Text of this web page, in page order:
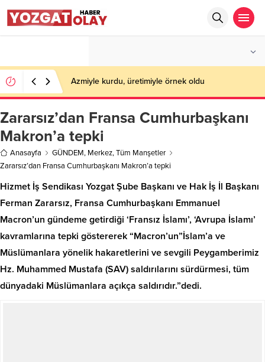
Azmiyle kurdu, üretimiyle örnek oldu
Zararsız’dan Fransa Cumhurbaşkanı
Makron’a tepki
Anasayfa GÜNDEM, Merkez,Tüm Manşetler
Zararsız’dan Fransa Cumhurbaşkanı Makron’a tepki
Hizmet İş Sendikası Yozgat Şube Başkanı ve Hak İş İl Başkanı
Ferman Zararsız, Fransa Cumhurbaşkanı Emmanuel
Macron’un gündeme getirdiği ‘Fransız İslamı’, ‘Avrupa İslamı’
kavramlarına tepki göstererek “Macron’un”İslam’a ve
Müslümanlara yönelik hakaretlerini ve sevgili Peygamberimiz
Hz. Muhammed Mustafa (SAV) saldırılarını sürdürmesi, tüm
dünyadaki Müslümanlara açıkça saldırıdır.”dedi.